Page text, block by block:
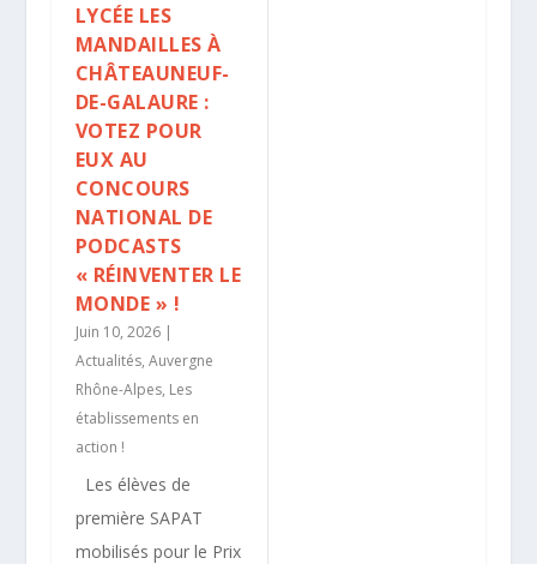
LYCÉE LES
MANDAILLES À
CHÂTEAUNEUF-
DE-GALAURE :
VOTEZ POUR
EUX AU
CONCOURS
NATIONAL DE
PODCASTS
« RÉINVENTER LE
MONDE » !
Juin 10, 2026|
Actualités, Auvergne
Rhône-Alpes, Les
établissements en
action !
Les élèves de
première SAPAT
mobilisés pour le Prix